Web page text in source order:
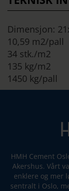
Dimensjon:
10,59 m2/pall
34 stk./m2
135 kg/m2
1450 kg/pall
HMH Cement
Akershus. Vårt
enklere og mer
sentralt i Oslo,